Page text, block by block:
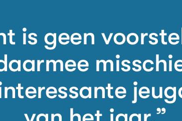
is geen